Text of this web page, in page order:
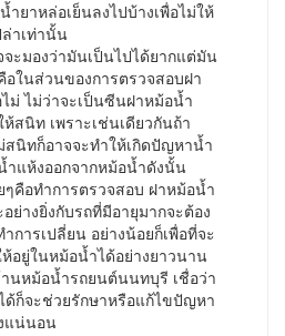
ยาหล่อเย็นลงไปบ้างเพื่อไม่ให้
าเท่านั้น
ะมองว่ามันเป็นไปได้ยากแต่มัน
ในส่วนของการตรวจสอบฝา
ม่ ไม่ว่าจะเป็นซีนฝาหม้อน้ำ
สนิท เพราะเช่นเดียวกันถ้า
นิทก็อาจจะทำให้เกิดปัญหาน้ำ
ำแห้งออกจากหม้อน้ำดังนั้น
คือทำการตรวจสอบ ฝาหม้อน้ำ
ย่างยิ่งกับรถที่มีอายุมากจะต้อง
การเปลี่ยน อย่างน้อยก็เพื่อที่จะ
อยู่ในหม้อน้ำได้อย่างยาวนาน
นหม้อน้ำรถยนต์นนทบุรี เชื่อว่า
ด้ก็จะช่วยรักษาหรือแก้ไขปัญหา
แน่นอน